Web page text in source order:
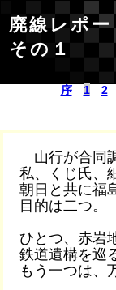
廃線レポ
その１
序 1 2
山行が合同
私、くじ氏、
朝日と共に福
目的は二つ。
ひとつ、赤岩
鉄道遺構を巡
もう一つは、